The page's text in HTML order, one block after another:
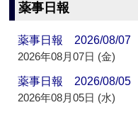
薬事日報
薬事日報 2026/08/07
2026年08月07日 (金)
薬事日報 2026/08/05
2026年08月05日 (水)